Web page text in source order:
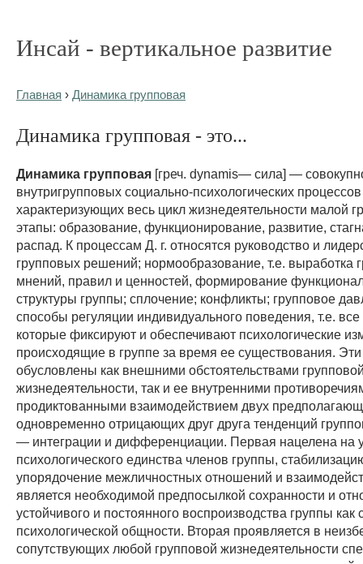
Инсай - вертикальное развитие
Главная › Динамика групповая
Динамика групповая - это...
Динамика групповая [греч. dynamis— сила] —
внутригрупповых социально-психологических
характеризующих весь цикл жизнедеятельности малой
этапы: образование, функционирование, развитие,
распад. К процессам Д. г. относятся руководство и
групповых решений; нормообразование, т.е. выработка
мнений, правил и ценностей, формирование
структуры группы; сплочение; конфликты; групповое
способы регуляции индивидуального поведения, т.е.
которые фиксируют и обеспечивают психологические
происходящие в группе за время ее существования.
обусловлены как внешними обстоятельствами
жизнедеятельности, так и ее внутренними
продиктованными взаимодействием двух
одновременно отрицающих друг друга тенденций
— интеграции и дифференциации. Первая нацелена на
психологического единства членов группы,
упорядочение межличностных отношений и
является необходимой предпосылкой сохранности и
устойчивого и постоянного воспроизводства группы как
психологической общности. Вторая проявляется в
сопутствующих любой групповой жизнедеятельности